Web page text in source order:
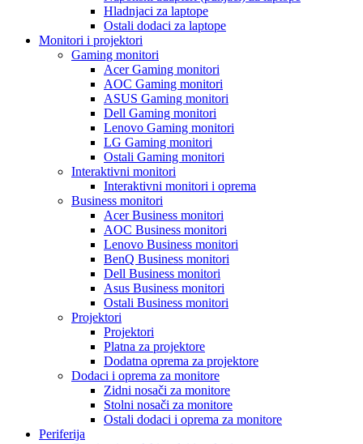
Hladnjaci za laptope
Ostali dodaci za laptope
Monitori i projektori
Gaming monitori
Acer Gaming monitori
AOC Gaming monitori
ASUS Gaming monitori
Dell Gaming monitori
Lenovo Gaming monitori
LG Gaming monitori
Ostali Gaming monitori
Interaktivni monitori
Interaktivni monitori i oprema
Business monitori
Acer Business monitori
AOC Business monitori
Lenovo Business monitori
BenQ Business monitori
Dell Business monitori
Asus Business monitori
Ostali Business monitori
Projektori
Projektori
Platna za projektore
Dodatna oprema za projektore
Dodaci i oprema za monitore
Zidni nosači za monitore
Stolni nosači za monitore
Ostali dodaci i oprema za monitore
Periferija